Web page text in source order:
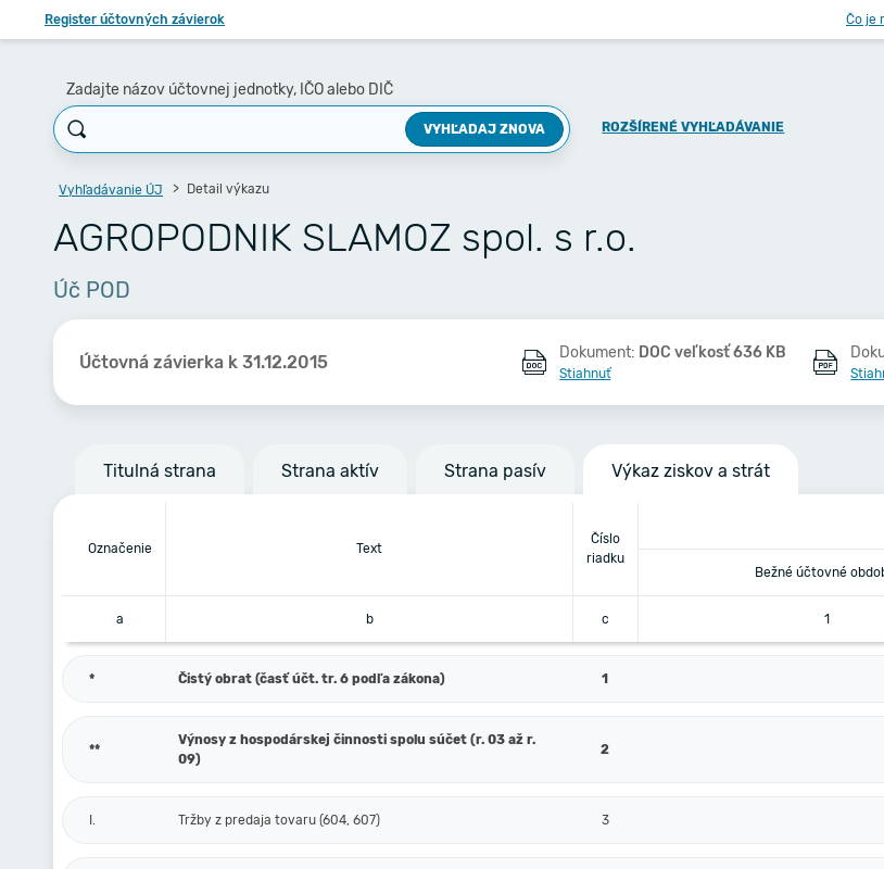
Register účtovných závierok Čo je
Zadajte názov účtovnej jednotky, IČO alebo DIČ
VYHĽADAJ ZNOVA ROZŠÍRENÉ VYHĽADÁVANIE
Vyhľadávanie ÚJ Detail výkazu
AGROPODNIK SLAMOZ spol. s r.o.
Úč POD
Účtovná závierka k 31.12.2015 Dokument: DOC veľkosť 636 KB
Stiahnuť
Titulná strana Strana aktív Strana pasív Výkaz ziskov a strát
Označenie Text
Číslo
riadku
Bežné účtovné
a b c 1
* Čistý obrat (časť účt. tr. 6 podľa zákona) 1
**
Výnosy z hospodárskej činnosti spolu súčet (r. 03 až r.
09)
2
I. Tržby z predaja tovaru (604, 607) 3